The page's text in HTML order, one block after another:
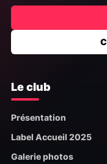
Le club
Présentation
Label Accueil 2025
Galerie photos